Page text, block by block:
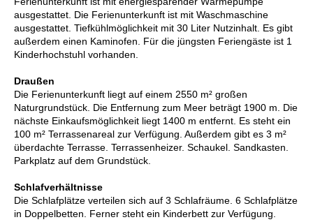
ausgestattet. Die Ferienunterkunft ist mit Waschmaschine
ausgestattet. Tiefkühlmöglichkeit mit 30 Liter Nutzinhalt. Es gibt
außerdem einen Kaminofen. Für die jüngsten Feriengäste ist 1
Kinderhochstuhl vorhanden.
Draußen
Die Ferienunterkunft liegt auf einem 2550 m² großen
Naturgrundstück. Die Entfernung zum Meer beträgt 1900 m. Die
nächste Einkaufsmöglichkeit liegt 1400 m entfernt. Es steht ein
100 m² Terrassenareal zur Verfügung. Außerdem gibt es 3 m²
überdachte Terrasse. Terrassenheizer. Schaukel. Sandkasten.
Parkplatz auf dem Grundstück.
Schlafverhältnisse
Die Schlafplätze verteilen sich auf 3 Schlafräume. 6 Schlafplätze
in Doppelbetten. Ferner steht ein Kinderbett zur Verfügung.